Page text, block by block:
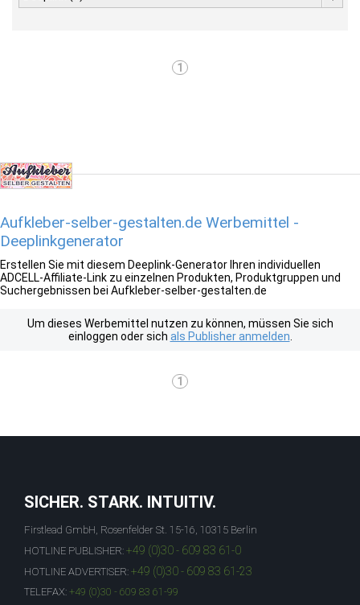
1
Aufkleber-selber-gestalten.de Werbemittel -
Deeplinkgenerator
Erstellen Sie mit diesem Deeplink-Generator Ihren individuellen
ADCELL-Affiliate-Link zu einzelnen Produkten, Produktgruppen und
Suchergebnissen bei Aufkleber-selber-gestalten.de
Um dieses Werbemittel nutzen zu können, müssen Sie sich
einloggen oder sich als Publisher anmelden
1
SICHER. STARK. INTUITIV.
Firstlead GmbH, Rosenfelder St. 15-16, 10315 Berlin
HOTLINE PUBLISHER: +49 (0)30 - 609 83 61-0
HOTLINE ADVERTISER: +49 (0)30 - 609 83 61-23
TELEFAX: +49 (0)30 - 609 83 61-99